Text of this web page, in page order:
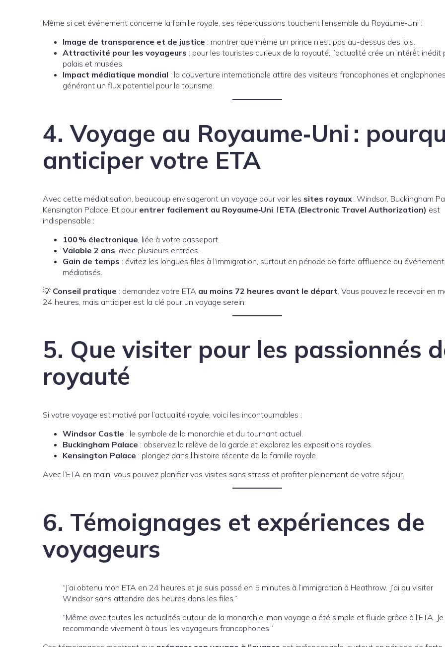
Même si cet événement concerne la famille royale, ses répercussions touchent l’ensemble du Royaume‑Uni :
Image de transparence et de justice : montrer que même un prince n’est pas au-dessus des lois.
Attractivité pour les voyageurs : pour les touristes curieux de la royauté, l’actualité crée un intérêt inédit
palais et musées.
Impact médiatique mondial : la couverture internationale attire des visiteurs francophones et
générant un flux potentiel pour le tourisme.
4. Voyage au Royaume‑Uni :
anticiper votre ETA
Avec cette médiatisation, beaucoup envisageront un voyage pour voir les sites royaux: Windsor, Buckingham
Kensington Palace. Et pour entrer facilement au Royaume‑Uni , l’ETA (Electronic Travel Authorization) est
indispensable :
100 % électronique , liée à votre passeport.
Valable 2 ans , avec plusieurs entrées.
Gain de temps : évitez les longues files à l’immigration, surtout en période de forte affluence ou
médiatisés.
💡 Conseil pratique : demandez votre ETA au moins 72 heures avant le départ . Vous pouvez le recevoir en
24 heures, mais anticiper est la clé pour un voyage serein.
5. Que visiter pour les passionnés
royauté
Si votre voyage est motivé par l’actualité royale, voici les incontournables :
Windsor Castle : le symbole de la monarchie et du tournant actuel.
Buckingham Palace : observez la relève de la garde et explorez les expositions royales.
Kensington Palace : plongez dans l’histoire récente de la famille royale.
Avec l’ETA en main, vous pouvez planifier vos visites sans stress et profiter pleinement de votre séjour.
6. Témoignages et expériences de
voyageurs
“J’ai obtenu mon ETA en 24 heures et je suis passé en 5 minutes à l’immigration à Heathrow. J’ai pu visiter
Windsor sans attendre des heures dans les files.”
“Même avec toutes les actualités autour de la monarchie, mon voyage a été simple et fluide grâce à l’ETA. Je
recommande vivement à tous les voyageurs francophones.”